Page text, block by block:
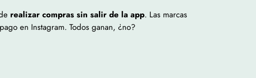
realizar compras sin salir de la app. Las marcas
en Instagram. Todos ganan, ¿no?